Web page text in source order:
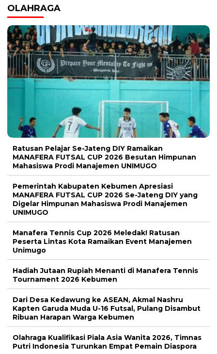
OLAHRAGA
Ratusan Pelajar Se-Jateng DIY Ramaikan
MANAFERA FUTSAL CUP 2026 Besutan Himpunan
Mahasiswa Prodi Manajemen UNIMUGO
Pemerintah Kabupaten Kebumen Apresiasi
MANAFERA FUTSAL CUP 2026 Se-Jateng DIY yang
Digelar Himpunan Mahasiswa Prodi Manajemen
UNIMUGO
Manafera Tennis Cup 2026 Meledak! Ratusan
Peserta Lintas Kota Ramaikan Event Manajemen
Unimugo
Hadiah Jutaan Rupiah Menanti di Manafera Tennis
Tournament 2026 Kebumen
Dari Desa Kedawung ke ASEAN, Akmal Nashru
Kapten Garuda Muda U-16 Futsal, Pulang Disambut
Ribuan Harapan Warga Kebumen
Olahraga Kualifikasi Piala Asia Wanita 2026, Timnas
Putri Indonesia Turunkan Empat Pemain Diaspora